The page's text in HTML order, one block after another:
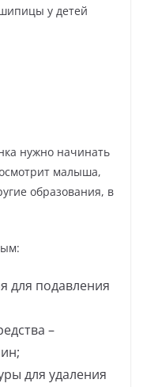
нужно начинать
малыша,
образования, в
для подавления
–
для удаления